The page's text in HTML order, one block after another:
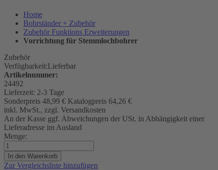
Home
Bohrständer + Zubehör
Zubehör Funktions Erweiterungen
Vorrichtung für Stemmlochbohrer
Zubehör
Verfügbarkeit:Lieferbar
Artikelnummer:
24492
Lieferzeit: 2-3 Tage
Sonderpreis 48,99 € Katalogpreis 64,26 €
inkl. MwSt., zzgl. Versandkosten
An der Kasse ggf. Abweichungen der USt. in Abhängigkeit einer
Lieferadresse im Ausland
Menge:
In den Warenkorb
Zur Vergleichsliste hinzufügen